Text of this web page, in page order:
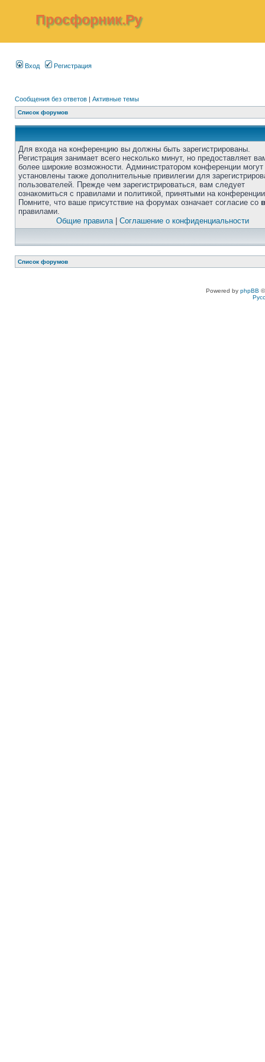
Просфорник.Ру
Вход Регистрация
Сообщения без ответов | Активные темы
Список форумов
Для входа на конференцию вы должны быть зарегистрированы.
Регистрация занимает всего несколько минут, но предоставляет
более широкие возможности. Администратором конференции
установлены также дополнительные привилегии для
пользователей. Прежде чем зарегистрироваться, вам следует
ознакомиться с правилами и политикой, принятыми на
Помните, что ваше присутствие на форумах означает согласие со
правилами.
Общие правила| Соглашение о конфиденциальности
Список форумов
Powered by phpBB